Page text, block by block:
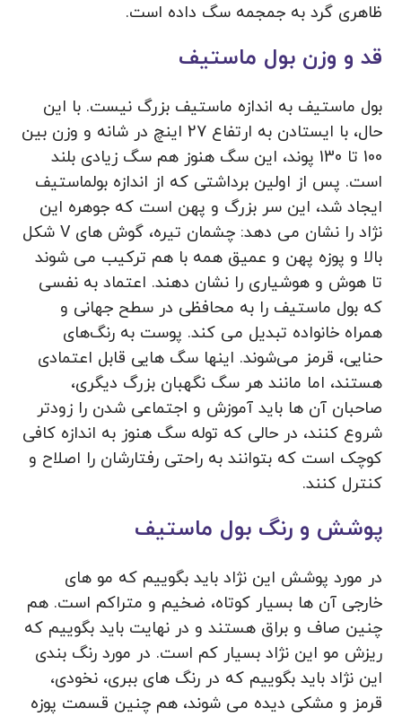
ظاهری گرد به جمجمه سگ داده است.
قد و وزن بول ماستیف
بول ماستیف به اندازه ماستیف بزرگ نیست. با این
حال، با ایستادن به ارتفاع 27 اینچ در شانه و وزن بین
100 تا 130 پوند، این سگ هنوز هم سگ زیادی بلند
است. پس از اولین برداشتی که از اندازه بولماستیف
ایجاد شد، این سر بزرگ و پهن است که جوهره این
نژاد را نشان می دهد: چشمان تیره، گوش های V شکل
بالا و پوزه پهن و عمیق همه با هم ترکیب می شوند
تا هوش و هوشیاری را نشان دهند. اعتماد به نفسی
که بول ماستیف را به محافظی در سطح جهانی و
همراه خانواده تبدیل می کند. پوست به رنگ‌های
حنایی، قرمز می‌شوند. اینها سگ هایی قابل اعتمادی
هستند، اما مانند هر سگ نگهبان بزرگ دیگری،
صاحبان آن ها باید آموزش و اجتماعی شدن را زودتر
شروع کنند، در حالی که توله سگ هنوز به اندازه کافی
کوچک است که بتوانند به راحتی رفتارشان را اصلاح و
کنترل کنند.
پوشش و رنگ بول ماستیف
در مورد پوشش این نژاد باید بگوییم که مو های
خارجی آن ها بسیار کوتاه، ضخیم و متراکم است. هم
چنین صاف و براق هستند و در نهایت باید بگوییم که
ریزش مو این نژاد بسیار کم است. در مورد رنگ بندی
این نژاد باید بگوییم که در رنگ های ببری، نخودی،
قرمز و مشکی دیده می شوند، هم چنین قسمت پوزه